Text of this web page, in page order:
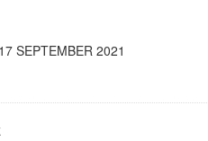
SEPTEMBER 2021